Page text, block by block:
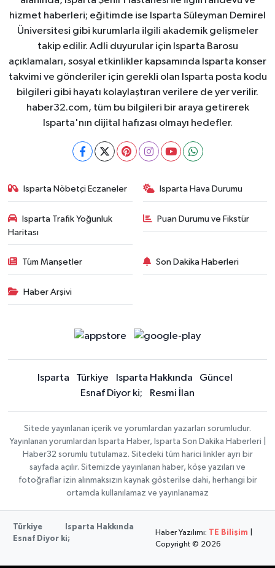
hizmet haberleri; eğitimde ise Isparta Süleyman Demirel
Üniversitesi gibi kurumlarla ilgili akademik gelişmeler
takip edilir. Adli duyurular için Isparta Barosu
açıklamaları, sosyal etkinlikler kapsamında Isparta konser
takvimi ve gönderiler için gerekli olan Isparta posta kodu
bilgileri gibi hayatı kolaylaştıran verilere de yer verilir.
haber32.com, tüm bu bilgileri bir araya getirerek
Isparta'nın dijital hafızası olmayı hedefler.
Isparta Nöbetçi Eczaneler Isparta Hava Durumu
Isparta Trafik Yoğunluk
Haritası
Puan Durumu ve Fikstür
Tüm Manşetler Son Dakika Haberleri
Haber Arşivi
Isparta Türkiye Isparta Hakkında
Güncel
Esnaf Diyor ki;
Resmi İlan
Sitede yayınlanan içerik ve yorumlardan yazarları sorumludur.
Yayınlanan yorumlardan Isparta Haber, Isparta Son Dakika Haberleri |
Haber32 sorumlu tutulamaz. Sitedeki tüm harici linkler ayrı bir
sayfada açılır. Sitemizde yayınlanan haber, köşe yazıları ve
fotoğraflar izin alınmaksızın kaynak gösterilse dahi, herhangi bir
ortamda kullanılamaz ve yayınlanamaz
Türkiye
Isparta Hakkında
Esnaf Diyor ki;
Haber Yazılımı: TE Bilişim
Copyright © 2026